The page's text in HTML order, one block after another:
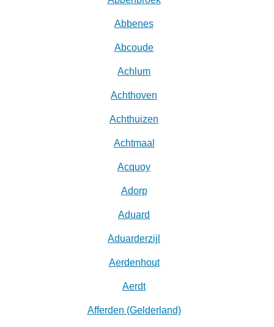
Abbenes
Abcoude
Achlum
Achthoven
Achthuizen
Achtmaal
Acquoy
Adorp
Aduard
Aduarderzijl
Aerdenhout
Aerdt
Afferden (Gelderland)